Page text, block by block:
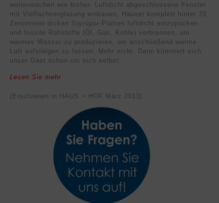
weitermachen wie bisher. Luftdicht abgeschlossene Fenster
mit Vielfachverglasung einbauen, Häuser komplett hinter 20
Zentimeter dicken Styropor-Platten luftdicht einzupacken
und fossile Rohstoffe (Öl, Gas, Kohle) verbrennen, um
warmes Wasser zu produzieren, um anschließend warme
Luft aufsteigen zu lassen. Mehr nicht. Dann kümmert sich
unser Gast schon um sich selbst.
Lesen Sie mehr
(Erschienen in HAUS + HOF März 2013)